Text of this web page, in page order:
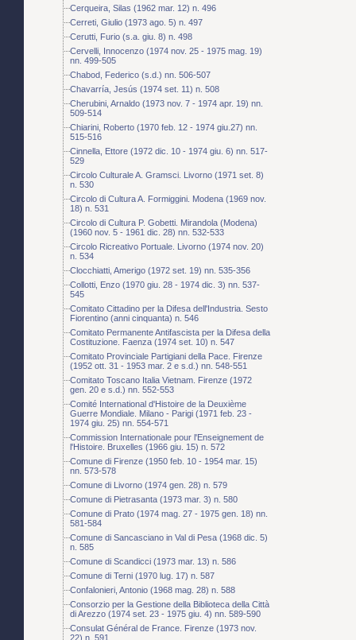
Cerqueira, Silas (1962 mar. 12) n. 496
Cerreti, Giulio (1973 ago. 5) n. 497
Cerutti, Furio (s.a. giu. 8) n. 498
Cervelli, Innocenzo (1974 nov. 25 - 1975 mag. 19)
nn. 499-505
Chabod, Federico (s.d.) nn. 506-507
Chavarría, Jesús (1974 set. 11) n. 508
Cherubini, Arnaldo (1973 nov. 7 - 1974 apr. 19) nn.
509-514
Chiarini, Roberto (1970 feb. 12 - 1974 giu.27) nn.
515-516
Cinnella, Ettore (1972 dic. 10 - 1974 giu. 6) nn. 517-
529
Circolo Culturale A. Gramsci. Livorno (1971 set. 8)
n. 530
Circolo di Cultura A. Formiggini. Modena (1969 nov.
18) n. 531
Circolo di Cultura P. Gobetti. Mirandola (Modena)
(1960 nov. 5 - 1961 dic. 28) nn. 532-533
Circolo Ricreativo Portuale. Livorno (1974 nov. 20)
n. 534
Clocchiatti, Amerigo (1972 set. 19) nn. 535-356
Collotti, Enzo (1970 giu. 28 - 1974 dic. 3) nn. 537-
545
Comitato Cittadino per la Difesa dell'Industria. Sesto
Fiorentino (anni cinquanta) n. 546
Comitato Permanente Antifascista per la Difesa della
Costituzione. Faenza (1974 set. 10) n. 547
Comitato Provinciale Partigiani della Pace. Firenze
(1952 ott. 31 - 1953 mar. 2 e s.d.) nn. 548-551
Comitato Toscano Italia Vietnam. Firenze (1972
gen. 20 e s.d.) nn. 552-553
Comité International d'Histoire de la Deuxième
Guerre Mondiale. Milano - Parigi (1971 feb. 23 -
1974 giu. 25) nn. 554-571
Commission Internationale pour l'Enseignement de
l'Histoire. Bruxelles (1966 giu. 15) n. 572
Comune di Firenze (1950 feb. 10 - 1954 mar. 15)
nn. 573-578
Comune di Livorno (1974 gen. 28) n. 579
Comune di Pietrasanta (1973 mar. 3) n. 580
Comune di Prato (1974 mag. 27 - 1975 gen. 18) nn.
581-584
Comune di Sancasciano in Val di Pesa (1968 dic. 5)
n. 585
Comune di Scandicci (1973 mar. 13) n. 586
Comune di Terni (1970 lug. 17) n. 587
Confalonieri, Antonio (1968 mag. 28) n. 588
Consorzio per la Gestione della Biblioteca della Città
di Arezzo (1974 set. 23 - 1975 giu. 4) nn. 589-590
Consulat Général de France. Firenze (1973 nov.
22) n. 591